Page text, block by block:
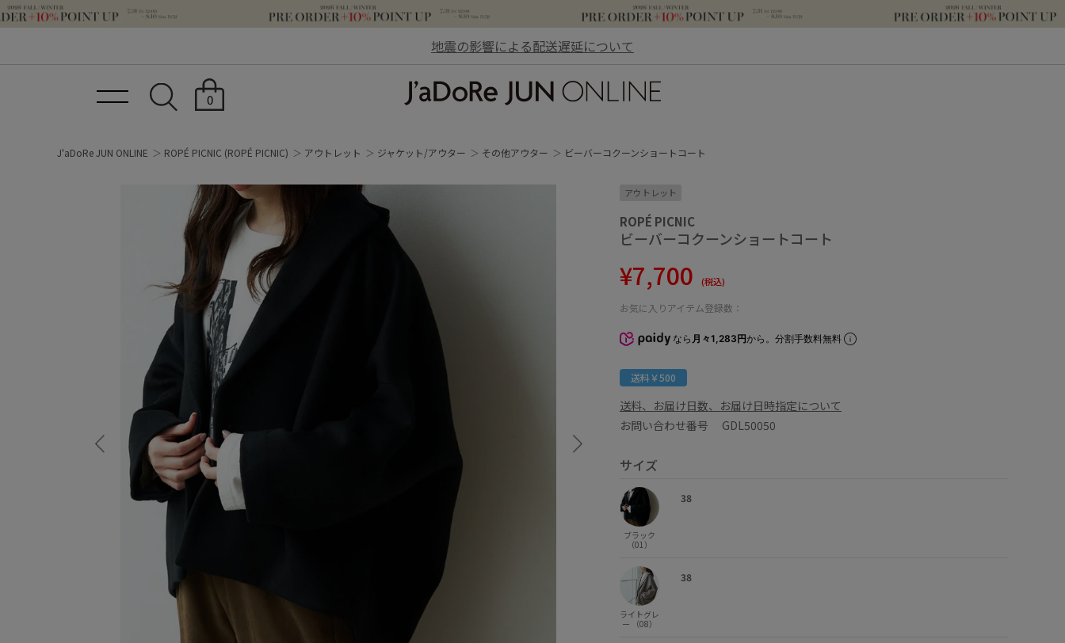
地震の影響による配送遅延について
0
J'aDoRe JUN ONLINE ROPÉ PICNIC (ROPÉ PICNIC) アウトレット ジャケット/アウター その他アウター ビーバーコクーンショートコート
アウトレット
ROPÉ PICNIC
ビーバーコクーンショートコート
¥7,700 (税込)
お気に入りアイテム登録数：
なら 月々1,283円から。分割手数料無料
送料￥500
送料、お届け日数、お届け日時指定について
お問い合わせ番号 GDL50050
サイズ
ブラック
（01）
38
ライトグレ
ー （08）
38